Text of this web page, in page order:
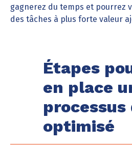
gagnerez du temps et pourrez
des tâches à plus forte valeur
Étapes
en place
processus
optimisé